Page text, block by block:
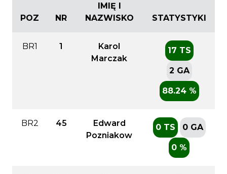
POZ NR
IMIĘ I
NAZWISKO
STATYSTYKI
BR1 1
Karol
Marczak
17 TS
2 GA
88.24 %
BR2 45
Edward
Pozniakow
0 TS 0 GA
0 %